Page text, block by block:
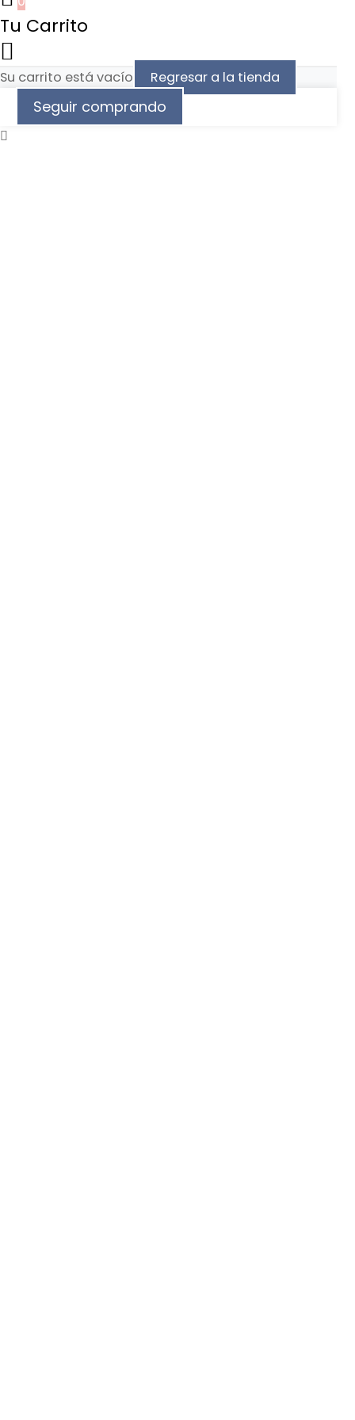
Tu Carrito
Su carrito está vacío Regresar a la tienda
Seguir comprando